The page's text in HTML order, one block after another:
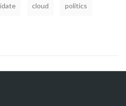
cloud politics